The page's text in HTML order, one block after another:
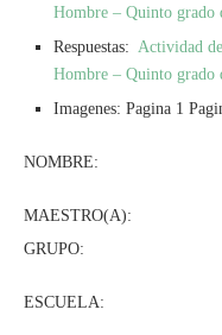
Hombre – Quinto
Respuestas: Actividad
Hombre – Quinto grado
Imagenes: Pagina 1
GRUPO:
ESCUELA: